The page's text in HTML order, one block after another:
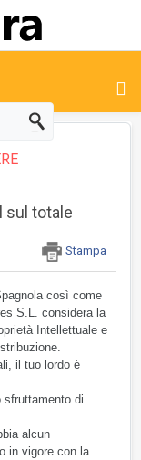
sul totale
Stampa
così come
S.L. considera la
Intellettuale e
il tuo lordo è
sfruttamento di
alcun
in vigore con la